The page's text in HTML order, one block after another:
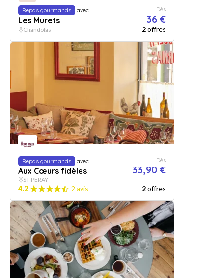
Repas gourmands avec
Les Murets
Dès
36 €
Chandolas 2offres
Repas gourmands avec
Aux Cœurs fidèles
Dès
33,90 €
ST-PERAY
4.2 2 avis 2offres